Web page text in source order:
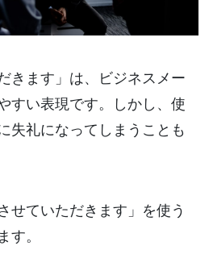
きます」は、ビジネスメー
すい表現です。しかし、使
失礼になってしまうことも
せていただきます」を使う
。